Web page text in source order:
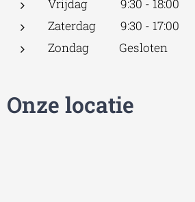
Vrijdag 9:30 - 18:00
Zaterdag 9:30 - 17:00
Zondag Gesloten
Onze locatie